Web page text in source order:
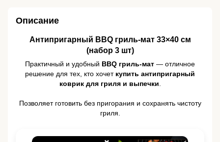
Описание
Антипригарный BBQ гриль-мат 33×40 см
(набор 3 шт)
Практичный и удобный BBQ гриль-мат — отличное
решение для тех, кто хочет купить антипригарный
коврик для гриля и выпечки
Позволяет готовить без пригорания и сохранять чистоту
гриля.